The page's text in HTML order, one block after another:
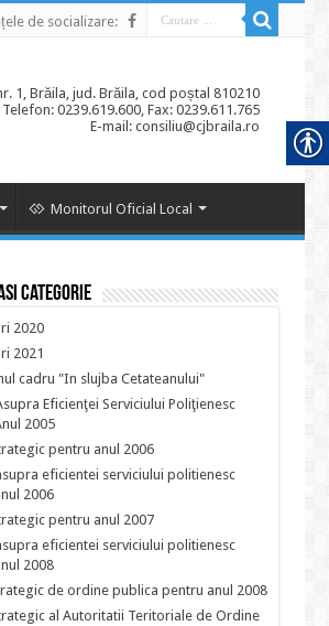
de socializare:
1, Brăila, jud. Brăila, cod poștal 810210
Telefon: 0239.619.600, Fax: 0239.611.765
E-mail: consiliu@cjbraila.ro
Monitorul Oficial Local
categorie
2020
2021
cadru "In slujba Cetateanului"
Eficienţei Serviciului Poliţienesc
2005
pentru anul 2006
eficientei serviciului politienesc
2006
pentru anul 2007
eficientei serviciului politienesc
2008
de ordine publica pentru anul 2008
al Autoritatii Teritoriale de Ordine